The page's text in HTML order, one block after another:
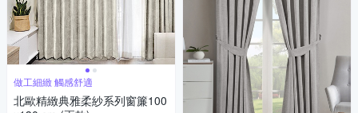
做工細緻 觸感舒適
北歐精緻典雅柔紗系列窗簾100